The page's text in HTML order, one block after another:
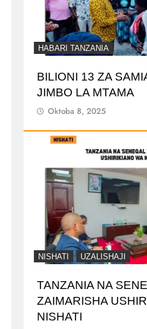
HABARI TANZANIA
BILIONI 13 ZA
JIMBO LA MTAMA
Oktoba 8, 2025
NISHATI UZALISHAJI
TANZANIA NA
ZAIMARISHA
NISHATI